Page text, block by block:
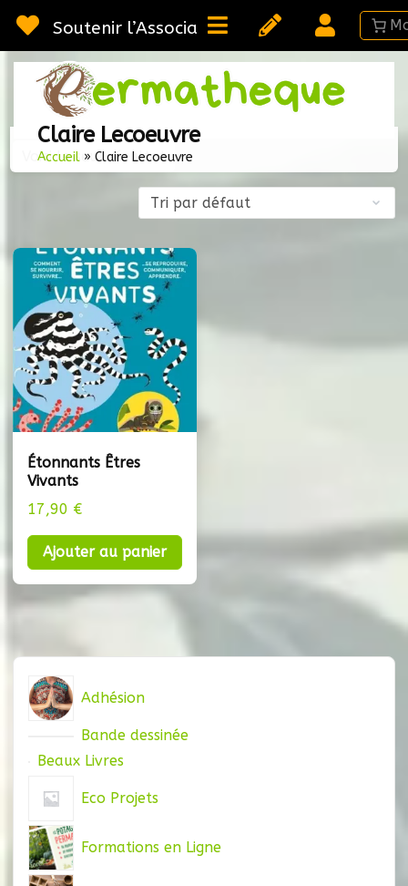
au
contenu
Soutenir l’Association
Claire Lecoeuvre
Accueil »Claire Lecoeuvre
Adhésion
Bande dessinée
Beaux Livres
Eco Projets
Formations en Ligne
Voici le seul résultat
Étonnants Êtres
Vivants
17,90 €
Ajouter au panier